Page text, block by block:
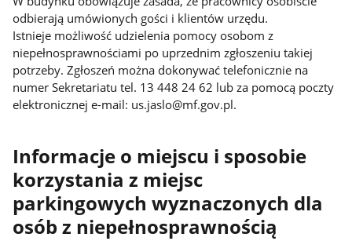
odbierają umówionych gości i klientów urzędu.
Istnieje możliwość udzielenia pomocy osobom z
niepełnosprawnościami po uprzednim zgłoszeniu takiej
potrzeby. Zgłoszeń można dokonywać telefonicznie na
numer Sekretariatu tel. 13 448 24 62 lub za pomocą poczty
elektronicznej e-mail: us.jaslo@mf.gov.pl.
Informacje o miejscu i sposobie
korzystania z miejsc
parkingowych wyznaczonych dla
osób z niepełnosprawnością